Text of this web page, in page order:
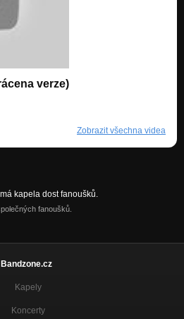
verze)
Zobrazit všechna videa
kapela dost fanoušků.
fanoušků.
Bandzone.cz
Kapely
Koncerty